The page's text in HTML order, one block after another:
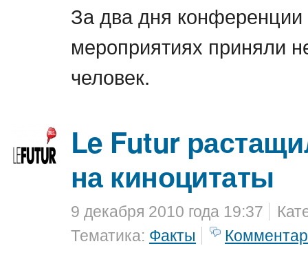
За два дня конференции
мероприятиях приняли
человек.
Le Futur
на киноцитаты
9 декабря 2010 года 19:37
Тематика: Факты